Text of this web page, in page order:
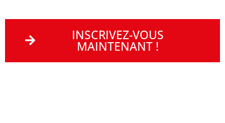
INSCRIVEZ-VOUS
MAINTENANT !